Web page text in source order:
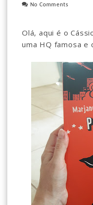
No Comments
Olá, aqui é o
uma HQ famosa e